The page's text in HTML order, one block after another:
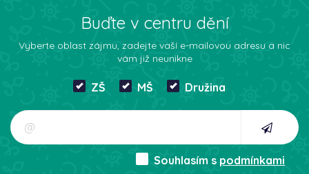
Buďte v centru dění
Vyberte oblast zájmu, zadejte vaší e-mailovou adresu a nic
vám již neunikne
ZŠ MŠ Družina
Souhlasím s podmínkami